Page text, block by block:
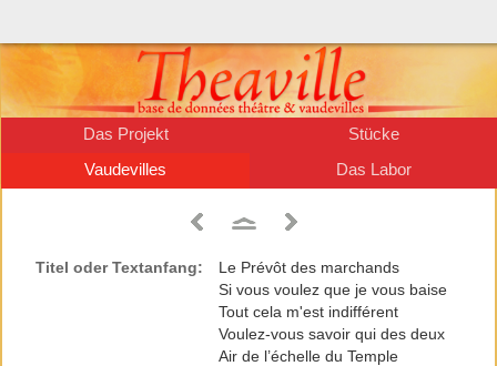
Das Projekt
Stücke
Vaudevilles
Das Labor
Titel oder Textanfang:
Le Prévôt des marchands
Si vous voulez que je vous baise
Tout cela m'est indifférent
Voulez-vous savoir qui des deux
Air de l’échelle du Temple